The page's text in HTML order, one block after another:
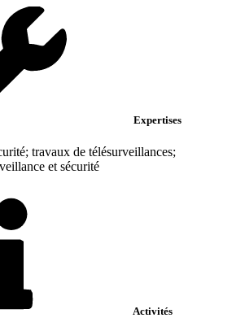
Expertises
travaux de télésurveillances;
et sécurité
Activités